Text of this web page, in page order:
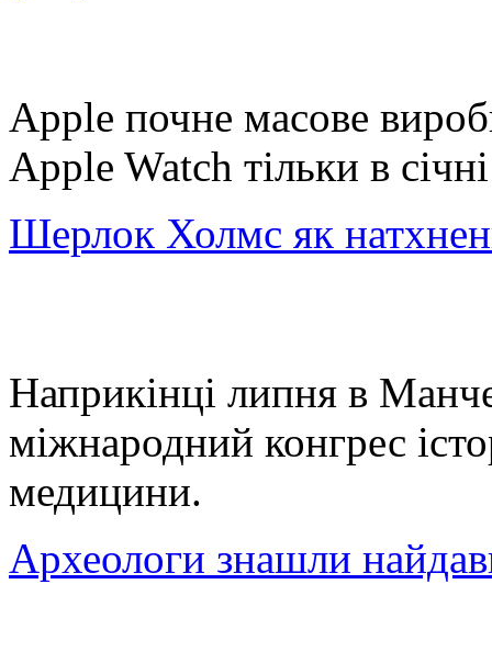
Apple почне масове
Apple Watch тільки в
Шерлок Холмс як
Наприкінці липня в
міжнародний конгрес
медицини.
Археологи знашли